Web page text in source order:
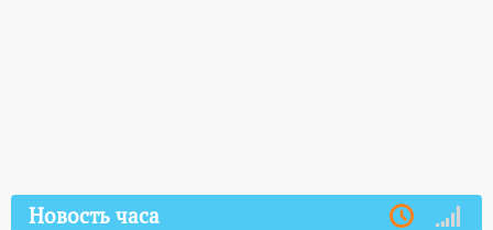
Новость часа